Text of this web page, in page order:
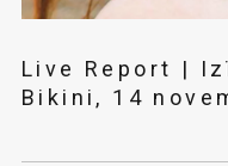
Live Report |
Bikini, 14